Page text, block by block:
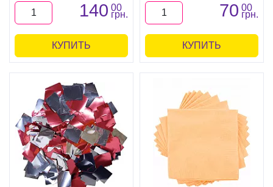
140 00
грн.
КУПИТЬ
70 00
грн.
КУПИТЬ